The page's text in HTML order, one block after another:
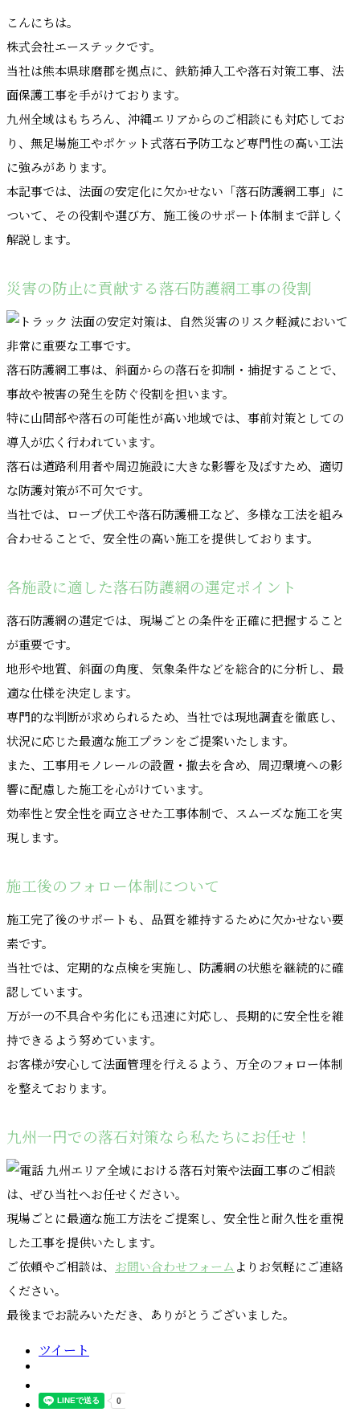
こんにちは。
株式会社エーステックです。
当社は熊本県球磨郡を拠点に、鉄筋挿入工や落石対策工事、法
面保護工事を手がけております。
九州全域はもちろん、沖縄エリアからのご相談にも対応してお
り、無足場施工やポケット式落石予防工など専門性の高い工法
に強みがあります。
本記事では、法面の安定化に欠かせない「落石防護網工事」に
ついて、その役割や選び方、施工後のサポート体制まで詳しく
解説します。
災害の防止に貢献する落石防護網工事の役割
法面の安定対策は、自然災害のリスク軽減において
非常に重要な工事です。
落石防護網工事は、斜面からの落石を抑制・捕捉することで、
事故や被害の発生を防ぐ役割を担います。
特に山間部や落石の可能性が高い地域では、事前対策としての
導入が広く行われています。
落石は道路利用者や周辺施設に大きな影響を及ぼすため、適切
な防護対策が不可欠です。
当社では、ロープ伏工や落石防護柵工など、多様な工法を組み
合わせることで、安全性の高い施工を提供しております。
各施設に適した落石防護網の選定ポイント
落石防護網の選定では、現場ごとの条件を正確に把握すること
が重要です。
地形や地質、斜面の角度、気象条件などを総合的に分析し、最
適な仕様を決定します。
専門的な判断が求められるため、当社では現地調査を徹底し、
状況に応じた最適な施工プランをご提案いたします。
また、工事用モノレールの設置・撤去を含め、周辺環境への影
響に配慮した施工を心がけています。
効率性と安全性を両立させた工事体制で、スムーズな施工を実
現します。
施工後のフォロー体制について
施工完了後のサポートも、品質を維持するために欠かせない要
素です。
当社では、定期的な点検を実施し、防護網の状態を継続的に確
認しています。
万が一の不具合や劣化にも迅速に対応し、長期的に安全性を維
持できるよう努めています。
お客様が安心して法面管理を行えるよう、万全のフォロー体制
を整えております。
九州一円での落石対策なら私たちにお任せ！
九州エリア全域における落石対策や法面工事のご相談
は、ぜひ当社へお任せください。
現場ごとに最適な施工方法をご提案し、安全性と耐久性を重視
した工事を提供いたします。
ご依頼やご相談は、 お問い合わせフォーム よりお気軽にご連絡
ください。
最後までお読みいただき、ありがとうございました。
ツイート